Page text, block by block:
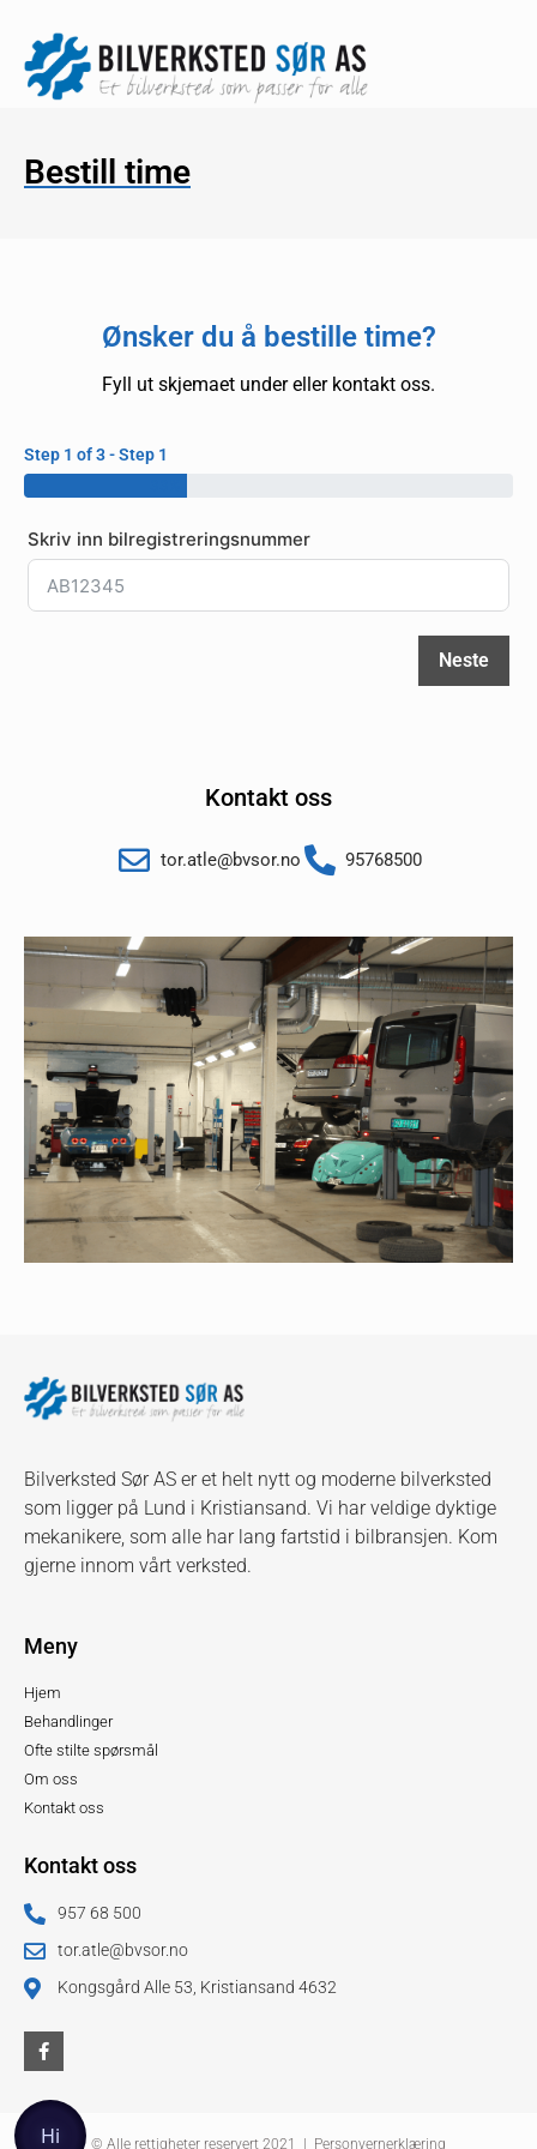
Bestill time
Ønsker du å bestille time?
Fyll ut skjemaet under eller kontakt oss.
Step 1 of 3 - Step 1
Skriv inn bilregistreringsnummer
Neste
Kontakt oss
tor.atle@bvsor.no 95768500
Bilverksted Sør AS er et helt nytt og moderne bilverksted
som ligger på Lund i Kristiansand. Vi har veldige dyktige
mekanikere, som alle har lang fartstid i bilbransjen. Kom
gjerne innom vårt verksted.
Meny
Hjem
Behandlinger
Ofte stilte spørsmål
Om oss
Kontakt oss
Kontakt oss
957 68 500
tor.atle@bvsor.no
Kongsgård Alle 53, Kristiansand 4632
© Alle rettigheter reservert 2021 | Personvernerklæring
Hi